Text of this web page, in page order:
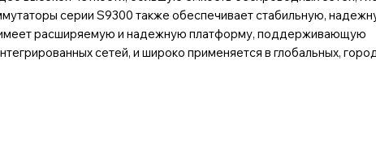
серии S9300 также обеспечивает стабильную,
имеет расширяемую и надежную платформу, поддерживающую
сетей, и широко применяется в глобальных,